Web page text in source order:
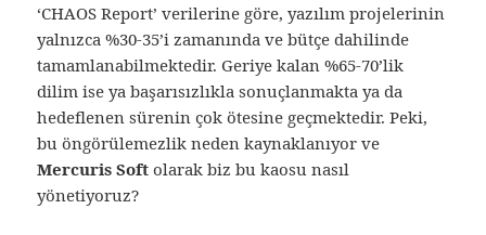
‘CHAOS Report’ verilerine göre, yazılım projelerinin
yalnızca %30-35’i zamanında ve bütçe dahilinde
tamamlanabilmektedir. Geriye kalan %65-70’lik
dilim ise ya başarısızlıkla sonuçlanmakta ya da
hedeflenen sürenin çok ötesine geçmektedir. Peki,
bu öngörülemezlik neden kaynaklanıyor ve
Mercuris Soft olarak biz bu kaosu nasıl
yönetiyoruz?